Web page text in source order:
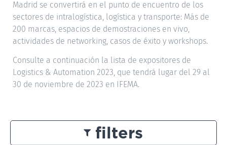
Madrid se convertirá en el punto de encuentro de los
sectores de intralogística, logística y transporte: Más de
200 marcas, espacios de demostraciones en vivo,
actividades de networking, casos de éxito y workshops.
Consulte a continuación la lista de expositores de
Logistics & Automation 2023, que tendrá lugar del 29 al
30 de noviembre de 2023 en IFEMA.
filters